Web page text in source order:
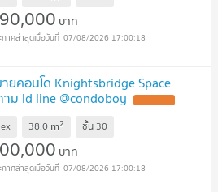
บาท
07/08/2026 17:00:18
คอนโด Knightsbridge Space
ม ld line @condoboy
38.0 m2 ชั้น 30
บาท
07/08/2026 17:00:18